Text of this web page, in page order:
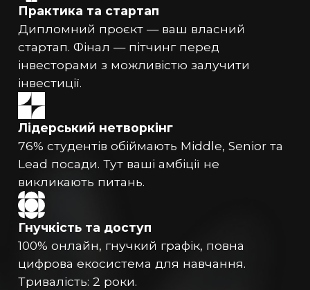
Практика та стартап
Дипломний проєкт — ваш власний
стартап. Фінал — пітчинг перед
інвесторами з можливістю залучити
інвестиції.
Лідерський нетворкінг
76% студентів обіймають Middle, Senior та
Lead посади. Тут ваші амбіції не
викликають питань.
Гнучкість та доступ
100% онлайн, гнучкий графік, повна
цифрова екосистема для навчання.
Тривалість: 2 роки.